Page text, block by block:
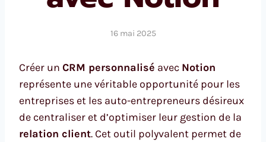
16 mai 2025
Créer un CRM personnalisé avec Notion
représente une véritable opportunité pour les
entreprises et les auto-entrepreneurs désireux
de centraliser et d’optimiser leur gestion de la
relation client. Cet outil polyvalent permet de